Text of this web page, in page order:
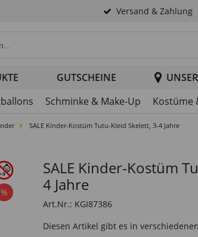
Versand & Zahlung
GUTSCHEINE
Schminke & Make-Up Kostüme
SALE Kinder-Kostüm Tutu-Kleid Skelett, 3-4 Jahre
%
SALE Kinder-Kostüm
4 Jahre
Art.Nr.: KGI87386
Diesen Artikel gibt es in